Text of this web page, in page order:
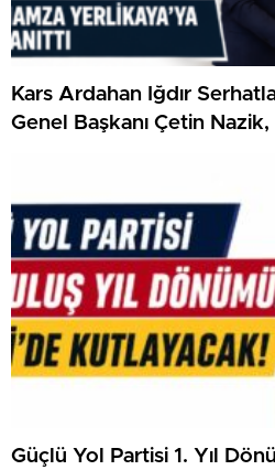
Kars Ardahan Iğdır
Genel Başkanı Çetin Nazik,
Güçlü Yol Partisi 1. Yıl